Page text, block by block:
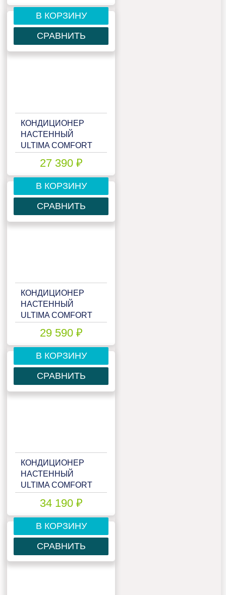
В КОРЗИНУ
СРАВНИТЬ
КОНДИЦИОНЕР
НАСТЕННЫЙ
ULTIMA COMFORT
27 390 ₽
В КОРЗИНУ
СРАВНИТЬ
КОНДИЦИОНЕР
НАСТЕННЫЙ
ULTIMA COMFORT
29 590 ₽
В КОРЗИНУ
СРАВНИТЬ
КОНДИЦИОНЕР
НАСТЕННЫЙ
ULTIMA COMFORT
34 190 ₽
В КОРЗИНУ
СРАВНИТЬ